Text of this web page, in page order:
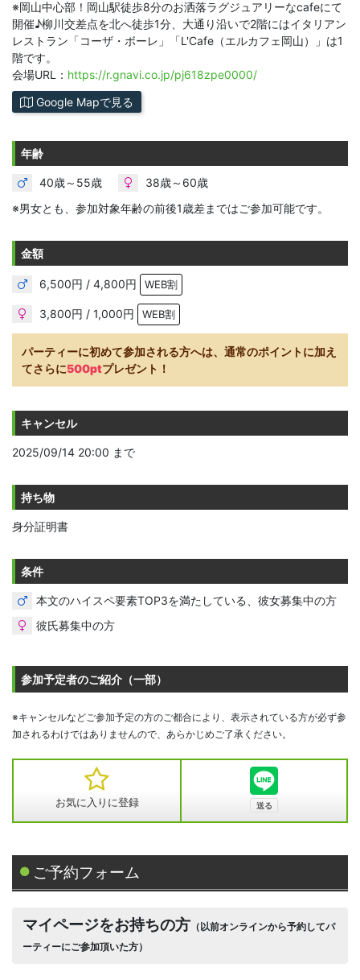
※岡山中心部！岡山駅徒歩8分のお洒落ラグジュアリーなcafeにて
開催♪柳川交差点を北へ徒歩1分、大通り沿いで2階にはイタリアン
レストラン「コーザ・ボーレ」「L'Cafe（エルカフェ岡山）」は1
階です。
会場URL： https://r.gnavi.co.jp/pj618zpe0000/
Google Mapで見る
年齢
40歳～55歳
38歳～60歳
※男女とも、参加対象年齢の前後1歳差まではご参加可能です。
金額
6,500円 / 4,800円 WEB割
3,800円 / 1,000円 WEB割
パーティーに初めて参加される方へは、通常のポイントに加え
てさらに500ptプレゼント！
キャンセル
2025/09/14 20:00 まで
持ち物
身分証明書
条件
本文のハイスペ要素TOP3を満たしている、彼女募集中の方
彼氏募集中の方
参加予定者のご紹介（一部）
※キャンセルなどご参加予定の方のご都合により、表示されている方が必ず参
加されるわけではありませんので、あらかじめご了承ください。
お気に入りに登録
ご予約フォーム
マイページをお持ちの方 （以前オンラインから予約してパ
ーティーにご参加頂いた方）